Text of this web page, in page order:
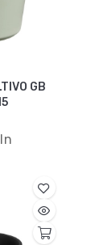
GB